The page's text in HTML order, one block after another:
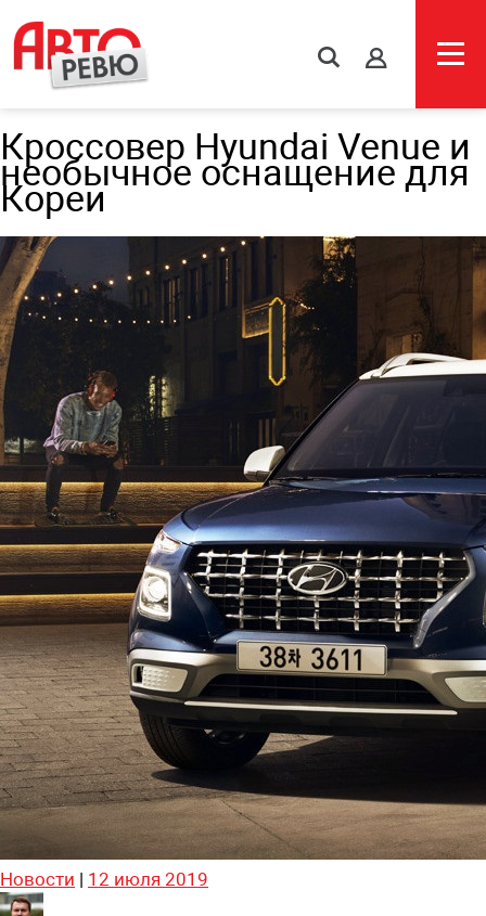
s
Кроссовер Hyundai Venue и
необычное оснащение для
Кореи
Новости | 12 июля 2019